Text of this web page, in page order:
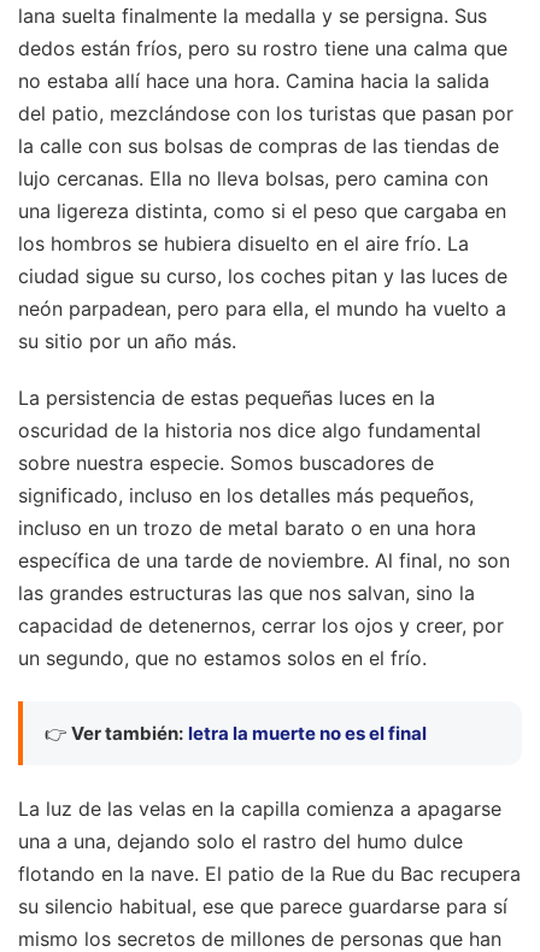
lana suelta finalmente la medalla y se persigna. Sus
dedos están fríos, pero su rostro tiene una calma que
no estaba allí hace una hora. Camina hacia la salida
del patio, mezclándose con los turistas que pasan por
la calle con sus bolsas de compras de las tiendas de
lujo cercanas. Ella no lleva bolsas, pero camina con
una ligereza distinta, como si el peso que cargaba en
los hombros se hubiera disuelto en el aire frío. La
ciudad sigue su curso, los coches pitan y las luces de
neón parpadean, pero para ella, el mundo ha vuelto a
su sitio por un año más.
La persistencia de estas pequeñas luces en la
oscuridad de la historia nos dice algo fundamental
sobre nuestra especie. Somos buscadores de
significado, incluso en los detalles más pequeños,
incluso en un trozo de metal barato o en una hora
específica de una tarde de noviembre. Al final, no son
las grandes estructuras las que nos salvan, sino la
capacidad de detenernos, cerrar los ojos y creer, por
un segundo, que no estamos solos en el frío.
👉 Ver también: letra la muerte no es el final
La luz de las velas en la capilla comienza a apagarse
una a una, dejando solo el rastro del humo dulce
flotando en la nave. El patio de la Rue du Bac recupera
su silencio habitual, ese que parece guardarse para sí
mismo los secretos de millones de personas que han